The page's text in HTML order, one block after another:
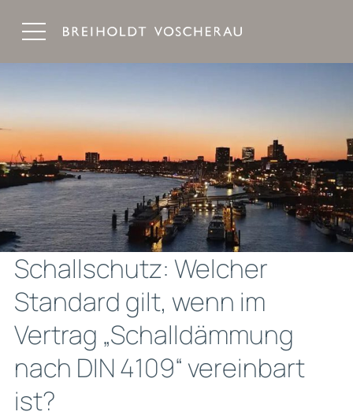
Schallschutz: Welcher
Standard gilt, wenn im
Vertrag „Schalldämmung
nach DIN 4109“ vereinbart
ist?